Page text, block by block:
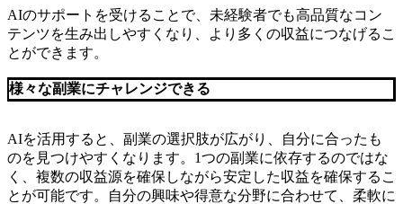
AIのサポートを受けることで、未経験者でも高品質なコン
テンツを生み出しやすくなり、より多くの収益につなげるこ
とができます。
様々な副業にチャレンジできる
AIを活用すると、副業の選択肢が広がり、自分に合ったも
のを見つけやすくなります。1つの副業に依存するのではな
く、複数の収益源を確保しながら安定した収益を確保するこ
とが可能です。自分の興味や得意な分野に合わせて、柔軟に